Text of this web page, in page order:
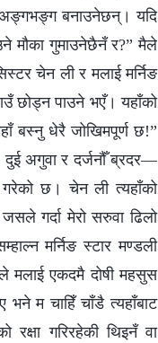
अङ्गभङ्ग बनाउनेछन्। यदि
मौका गुमाउनेछैनँ र?” मैले
चेन ली र मलाई मर्निङ
छोड्न पाउने भएँ। यहाँको
बस्नु धेरै जोखिमपूर्ण छ!”
दुई अगुवा र दर्जनौँ ब्रदर—
छ। चेन ली त्यहाँको
गर्दा मेरो सरुवा ढिलो
मर्निङ स्टार मण्डली
मलाई एकदमै दोषी महसुस
भने म चाहिँ चाँडै त्यहाँबाट
गरिरहेकी थिइनँ वा